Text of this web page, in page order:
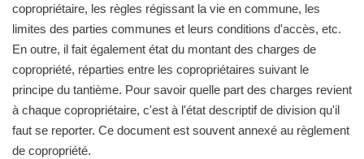
copropriétaire, les règles régissant la vie en commune, les
limites des parties communes et leurs conditions d'accès, etc.
En outre, il fait également état du montant des charges de
copropriété, réparties entre les copropriétaires suivant le
principe du tantième. Pour savoir quelle part des charges revient
à chaque copropriétaire, c'est à l'état descriptif de division qu'il
faut se reporter. Ce document est souvent annexé au règlement
de copropriété.